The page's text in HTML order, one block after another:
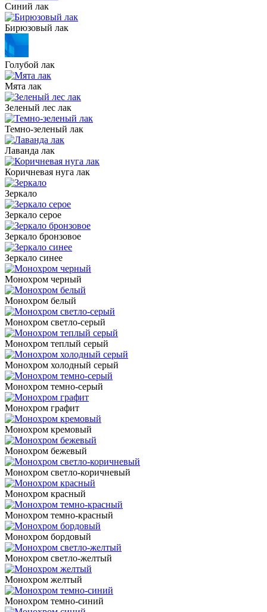
Синий лак
Бирюзовый лак
Голубой лак
Мята лак
Зеленый лес лак
Темно-зеленый лак
Лаванда лак
Коричневая нуга лак
Зеркало
Зеркало серое
Зеркало бронзовое
Зеркало синее
Монохром черный
Монохром белый
Монохром светло-серый
Монохром теплый серый
Монохром холодный серый
Монохром темно-серый
Монохром графит
Монохром кремовый
Монохром бежевый
Монохром светло-коричневый
Монохром красный
Монохром темно-красный
Монохром бордовый
Монохром светло-желтый
Монохром желтый
Монохром темно-синий